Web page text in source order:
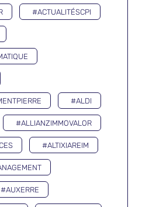
#ACTUALITÉSCPI
#ALDI
#ALLIANZIMMOVALOR
#ALTIXIAREIM
#AUXERRE